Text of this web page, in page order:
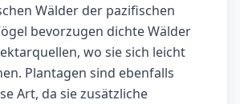
Wälder der pazifischen
bevorzugen dichte Wälder
wo sie sich leicht
Plantagen sind ebenfalls
Art, da sie zusätzliche